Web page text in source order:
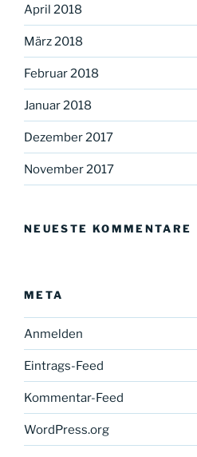
April 2018
März 2018
Februar 2018
Januar 2018
Dezember 2017
November 2017
NEUESTE KOMMENTARE
META
Anmelden
Eintrags-Feed
Kommentar-Feed
WordPress.org